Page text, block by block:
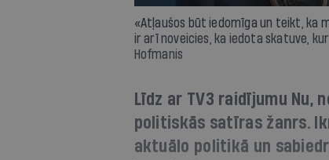
«Atļaušos būt iedomīga un teikt, ka
ir arī noveicies, ka iedota skatuve,
Hofmanis
Līdz ar TV3 raidījumu
politiskās satīras žanrs.
aktuālo politikā un